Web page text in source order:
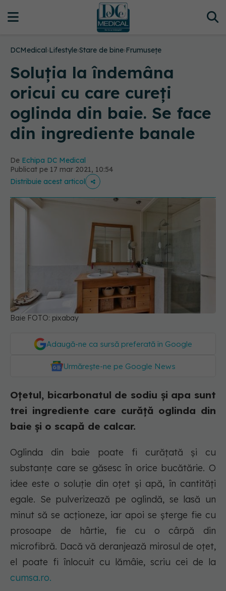
DCMedical›Lifestyle›Stare de bine›Frumusețe
Soluția la îndemâna
oricui cu care cureți
oglinda din baie. Se face
din ingrediente banale
De Echipa DC Medical
Publicat pe 17 mar 2021, 10:54
Distribuie acest articol
Baie FOTO: pixabay
Adaugă-ne ca sursă preferată în Google
Urmărește-ne pe Google News
Oțetul, bicarbonatul de sodiu și apa sunt
trei ingrediente care curăță oglinda din
baie și o scapă de calcar.
Oglinda din baie poate fi curățată și cu
substanțe care se găsesc în orice bucătărie. O
idee este o soluție din oțet și apă, în cantități
egale. Se pulverizează pe oglindă, se lasă un
minut să se acționeze, iar apoi se șterge fie cu
prosoape de hârtie, fie cu o cârpă din
microfibră. Dacă vă deranjează mirosul de oțet,
el poate fi înlocuit cu lămâie, scriu cei de la
cumsa.ro.